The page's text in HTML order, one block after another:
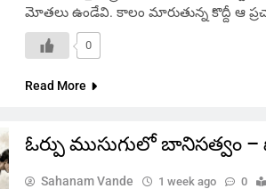
మోతలు ఉండేవి. కాలం మారుతున్న కొద్దీ ఆ
0
Read More
ఓర్పు ముసుగులో బానిసత్వం
Sahanam Vande 1 week ago 0